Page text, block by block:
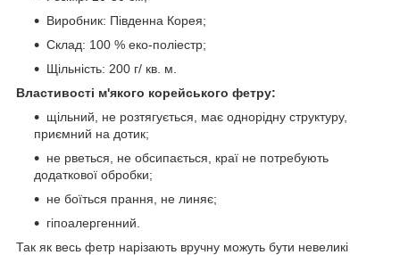
Виробник: Південна Корея;
Склад: 100 % еко-поліестр;
Щільність: 200 г/ кв. м.
Властивості м'якого корейського фетру:
щільний, не розтягується, має однорідну структуру,
приємний на дотик;
не рветься, не обсипається, краї не потребують
додаткової обробки;
не боїться прання, не линяє;
гіпоалергенний.
Так як весь фетр нарізають вручну можуть бути невеликі